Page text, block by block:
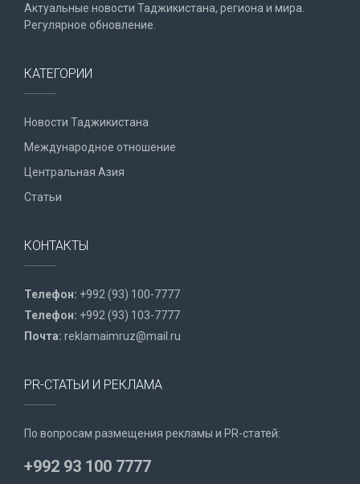
Актуальные новости Таджикистана, региона и мира.
Регулярное обновление.
КАТЕГОРИИ
Новости Таджикистана
Международное отношение
Центральная Азия
Статьи
КОНТАКТЫ
Телефон: +992 (93) 100-7777
Телефон: +992 (93) 103-7777
Почта: reklamaimruz@mail.ru
PR-СТАТЬИ И РЕКЛАМА
По вопросам размещения рекламы и PR-статей:
+992 93 100 7777